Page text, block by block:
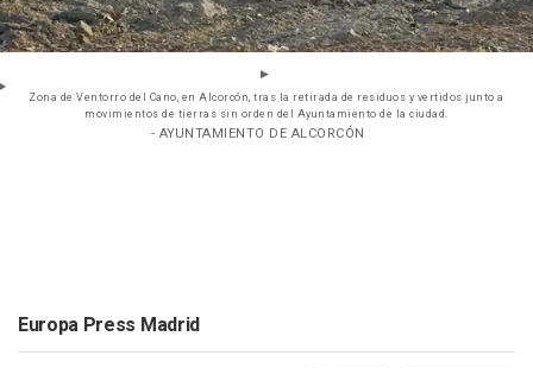
Zona de Ventorro del Cano, en Alcorcón, tras la retirada de residuos y vertidos junto a
movimientos de tierras sin orden del Ayuntamiento de la ciudad.
- AYUNTAMIENTO DE ALCORCÓN
Europa Press Madrid